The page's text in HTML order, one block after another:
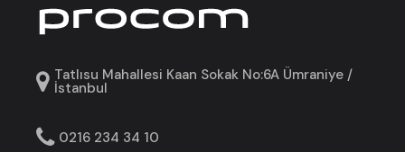
Tatlısu Mahallesi Kaan Sokak No:6A Ümraniye /
İstanbul
0216 234 34 10